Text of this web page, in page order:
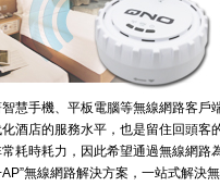
智慧手機、平板電腦等無線網路客戶
酒店的服務水平，也是留住回頭客
耗時耗力，因此希望通過無線網
無線網路解決方案，一站式解決